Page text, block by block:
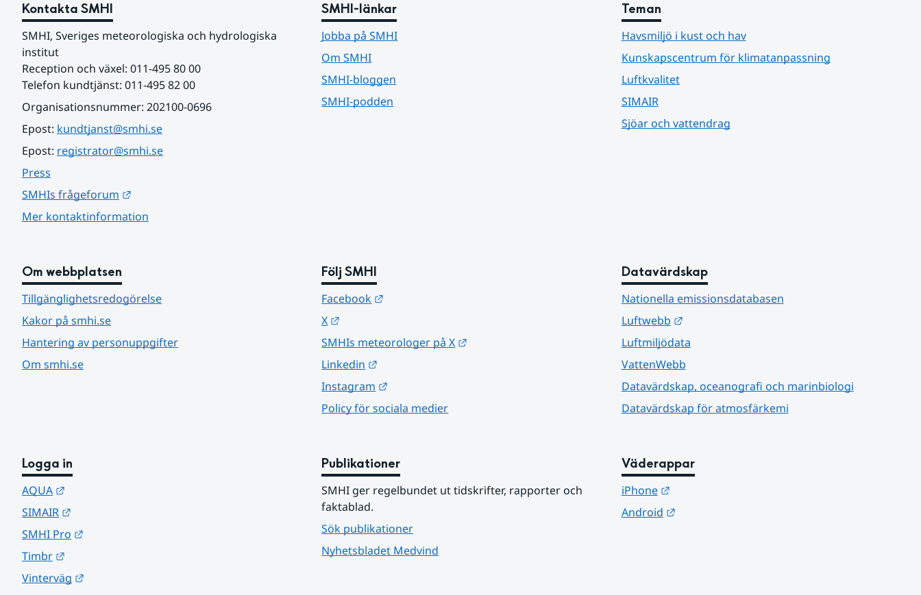
Kontakta SMHI
SMHI, Sveriges meteorologiska och hydrologiska
institut
Reception och växel: 011-495 80 00
Telefon kundtjänst: 011-495 82 00
Organisationsnummer: 202100-0696
Epost: kundtjanst@smhi.se
Epost: registrator@smhi.se
Press
SMHIs frågeforum
Mer kontaktinformation
SMHI-länkar
Jobba på SMHI
Om SMHI
SMHI-bloggen
SMHI-podden
Teman
Havsmiljö i kust och hav
Kunskapscentrum för klimatanpassning
Luftkvalitet
SIMAIR
Sjöar och vattendrag
Om webbplatsen
Tillgänglighetsredogörelse
Kakor på smhi.se
Hantering av personuppgifter
Om smhi.se
Följ SMHI
Facebook
X
SMHIs meteorologer på X
Linkedin
Instagram
Policy för sociala medier
Datavärdskap
Nationella emissionsdatabasen
Luftwebb
Länk till annan webbplats.
Luftmiljödata
VattenWebb
Datavärdskap, oceanografi och marinbiologi
Datavärdskap för atmosfärkemi
Logga in
AQUA
SIMAIR
SMHI Pro
Timbr
Vinterväg
Publikationer
SMHI ger regelbundet ut tidskrifter, rapporter och
faktablad.
Sök publikationer
Nyhetsbladet Medvind
Väderappar
iPhone
Länk till annan webbplats.
Android
Länk till annan webbplats.